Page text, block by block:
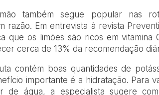
também segue popular nas
razão. Em entrevista à revista
que os limões são ricos em vitamina
cerca de 13% da recomendação
contém boas quantidades de
importante é a hidratação. Para
de água, a especialista sugere